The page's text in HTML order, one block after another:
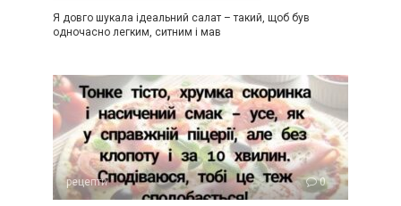
Я довго шукала ідеальний салат – такий, щоб був
одночасно легким, ситним і мав
рецепти 0